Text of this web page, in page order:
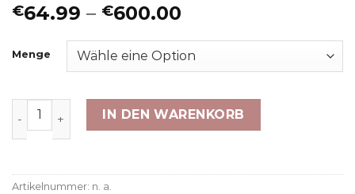
€64.99 – €600.00
bis
€600.00
Menge
10-OH-HHC Amnesia Haze Menge
IN DEN WARENKORB
Artikelnummer: n. a.